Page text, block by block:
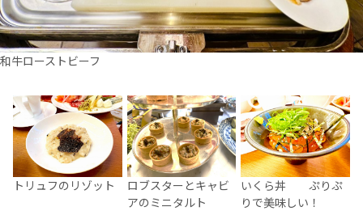
和牛ローストビーフ
トリュフのリゾット
ロブスターとキャビ
アのミニタルト
いくら丼 ぷりぷ
りで美味しい！